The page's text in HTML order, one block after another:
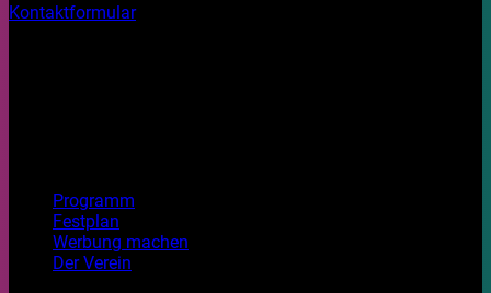
Kontaktformular
Programm
Festplan
Werbung machen
Der Verein